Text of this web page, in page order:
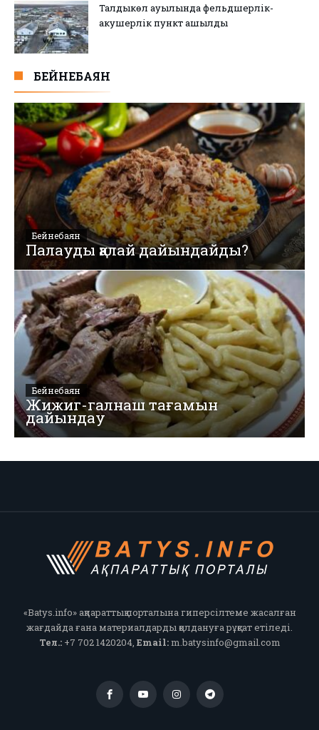
Талдыкөл ауылында фельдшерлік-
акушерлік пункт ашылды
БЕЙНЕБАЯН
Бейнебаян
Палауды қалай дайындайды?
Бейнебаян
Жижиг-галнаш тағамын
дайындау
«Batys.info» ақпараттық порталына гиперсілтеме жасалған
жағдайда ғана материалдарды қолдануға рұқсат етіледі.
Тел.:+7 702 1420204, Email:m.batysinfo@gmail.com